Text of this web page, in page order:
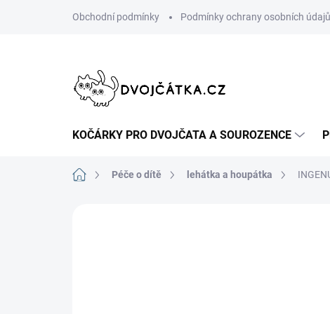
Obchodní podmínky Podmínky ochrany osobních údajů
KOČÁRKY PRO DVOJČATA A SOUROZENCE
Domů Péče o dítě lehátka a houpátka